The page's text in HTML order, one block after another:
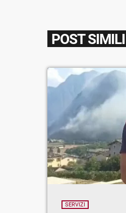
POST SIMILI
SERVIZI